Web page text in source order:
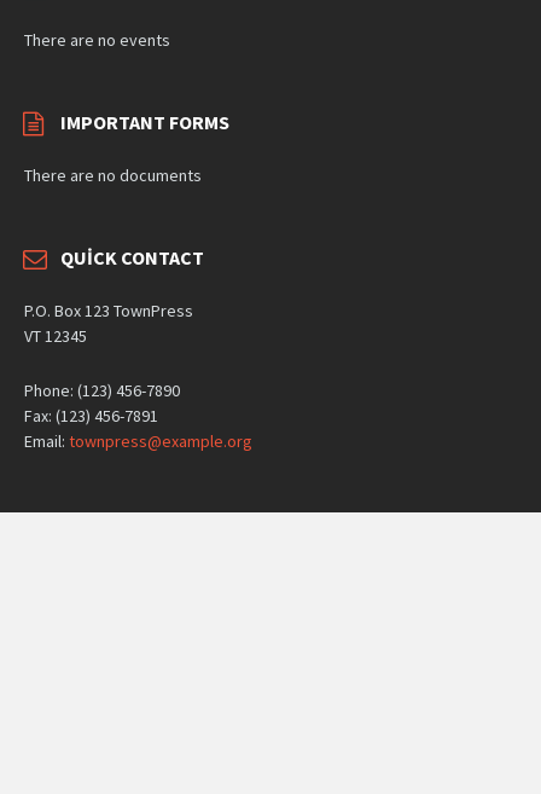
There are no events
IMPORTANT FORMS
There are no documents
QUICK CONTACT
P.O. Box 123 TownPress
VT 12345
Phone: (123) 456-7890
Fax: (123) 456-7891
Email: townpress@example.org